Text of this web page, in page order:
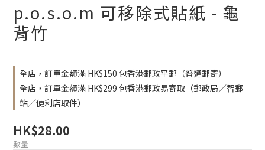
p.o.s.o.m 可移除式貼紙 - 龜
背竹
全店，訂單金額滿 HK$150 包香港郵政平郵（普通郵寄）
全店，訂單金額滿 HK$299 包香港郵政易寄取（郵政局／智郵
站／便利店取件）
HK$28.00
數量